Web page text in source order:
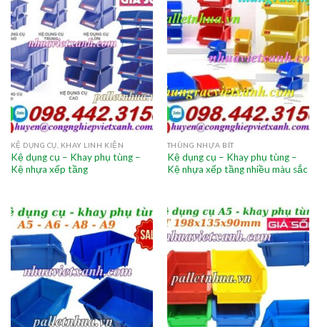
KỆ DỤNG CỤ, KHAY LINH KIỆN
Kệ dụng cụ – Khay phụ tùng –
Kệ nhựa xếp tầng
THÙNG NHỰA BÍT
Kệ dụng cụ – Khay phụ tùng –
Kệ nhựa xếp tầng nhiều màu sắc